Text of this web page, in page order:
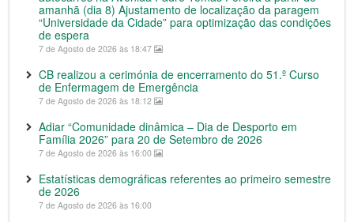
amanhã (dia 8) Ajustamento de localização da paragem
“Universidade da Cidade” para optimização das condições
de espera
7 de Agosto de 2026 às 18:47
CB realizou a cerimónia de encerramento do 51.º Curso
de Enfermagem de Emergência
7 de Agosto de 2026 às 18:12
Adiar “Comunidade dinâmica – Dia de Desporto em
Família 2026” para 20 de Setembro de 2026
7 de Agosto de 2026 às 16:00
Estatísticas demográficas referentes ao primeiro semestre
de 2026
7 de Agosto de 2026 às 16:00